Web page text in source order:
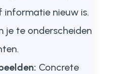
nieuw is.
je te onderscheiden
Concrete